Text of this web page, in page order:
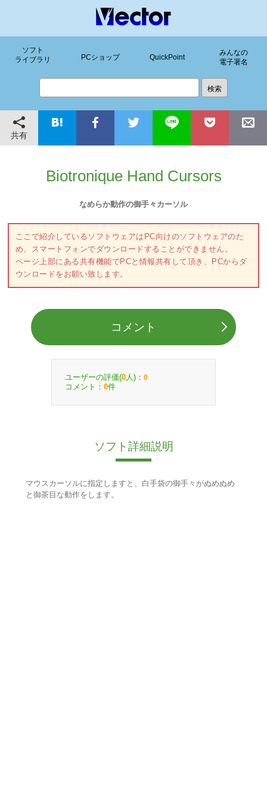
ソフト
ライブラリ
PCショップ QuickPoint
みんなの
電子署名
共有
Biotronique Hand Cursors
なめらか動作の御手々カーソル
ここで紹介しているソフトウェアはPC向けのソフトウェアのた
め、スマートフォンでダウンロードすることができません。
ページ上部にある共有機能でPCと情報共有して頂き、PCからダ
ウンロードをお願い致します。
コメント
ユーザーの評価(0 人)： 0
コメント： 0件
ソフト詳細説明
マウスカーソルに指定しますと、白手袋の御手々がぬめぬめ
と御茶目な動作をします。